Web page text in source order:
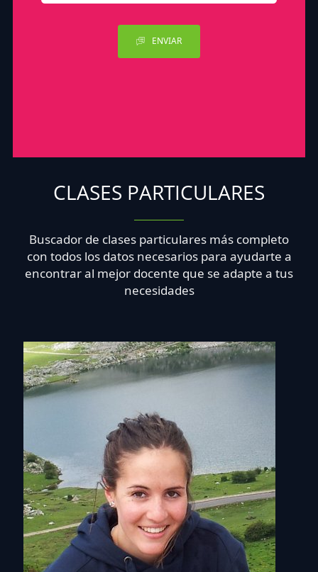
ENVIAR
CLASES PARTICULARES
Buscador de clases particulares más completo
con todos los datos necesarios para ayudarte a
encontrar al mejor docente que se adapte a tus
necesidades